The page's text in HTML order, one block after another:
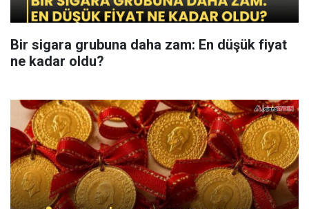
Bir sigara grubuna daha zam: En düşük fiyat
ne kadar oldu?